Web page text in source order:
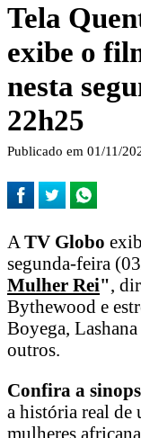
Tela
exibe o
nesta
22h25
Publicado em 01/11/
A TV Globo
segunda-feira
Mulher Rei",
Bythewood e
Boyega,
outros.
Confira a
a história real de
mulheres